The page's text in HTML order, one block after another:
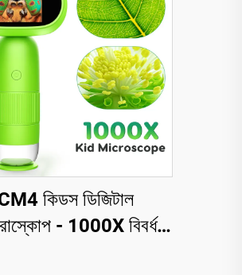
কিডস ডিজিটাল
- 1000X বিবর্ধন,